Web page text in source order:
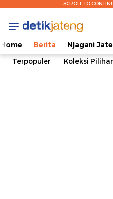
SCROLL TO
Home Berita Njagani
Terpopuler
Koleksi